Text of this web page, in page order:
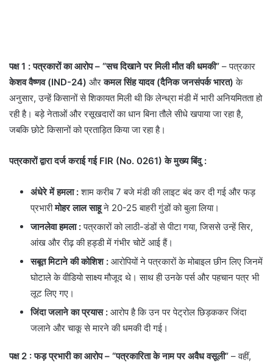
पक्ष 1 : पत्रकारों का आरोप – “सच दिखाने पर मिली मौत की धमकी” – पत्रकार
केशव वैष्णव (IND-24) औरकमल सिंह यादव (दैनिक जनसंपर्क भारत) के
अनुसार, उन्हें किसानों से शिकायत मिली थी कि लेन्ध्रा मंडी में भारी अनियमितता हो
रही है। बड़े नेताओं और रसूखदारों का धान बिना तौले सीधे खपाया जा रहा है,
जबकि छोटे किसानों को प्रताड़ित किया जा रहा है।
पत्रकारों द्वारा दर्ज कराई गई FIR (No. 0261) के मुख्य बिंदु :
अंधेरे में हमला :शाम करीब 7 बजे मंडी की लाइट बंद कर दी गई और फड़
प्रभारीमोहर लाल साहूने 20-25 बाहरी गुंडों को बुला लिया।
जानलेवा हमला :पत्रकारों को लाठी-डंडों से पीटा गया, जिससे उन्हें सिर,
आंख और रीढ़ की हड्डी में गंभीर चोटें आई हैं।
सबूत मिटाने की कोशिश : आरोपियों ने पत्रकारों के मोबाइल छीन लिए जिनमें
घोटाले के वीडियो साक्ष्य मौजूद थे। साथ ही उनके पर्स और पहचान पत्र भी
लूट लिए गए।
जिंदा जलाने का प्रयास : आरोप है कि उन पर पेट्रोल छिड़ककर जिंदा
जलाने और चाकू से मारने की धमकी दी गई।
पक्ष 2 : फड़ प्रभारी का आरोप – “पत्रकारिता के नाम पर अवैध वसूली” – वहीं,